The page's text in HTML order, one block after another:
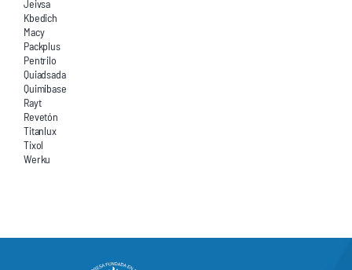
Jeivsa
Kbedich
Macy
Packplus
Pentrilo
Quiadsada
Quimibase
Rayt
Revetón
Titanlux
Tixol
Werku